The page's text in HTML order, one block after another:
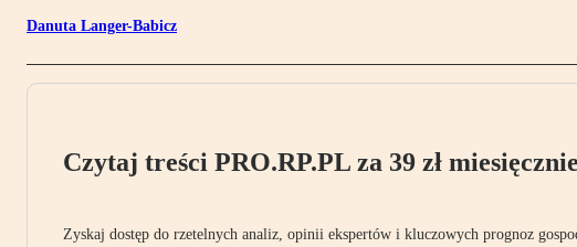
Danuta Langer-Babicz
Czytaj treści PRO.RP.PL za 39 zł
Zyskaj dostęp do rzetelnych analiz, opinii ekspertów i kluczowych prognoz